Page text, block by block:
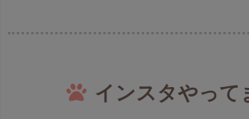
インスタやって